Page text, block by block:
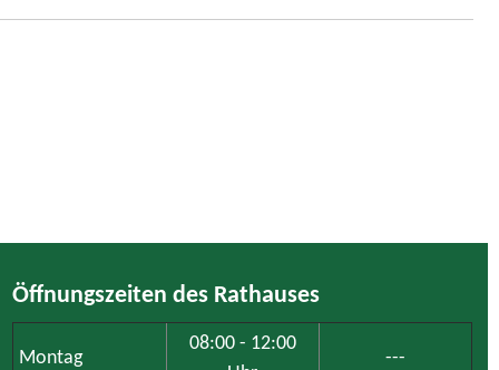
Öffnungszeiten des Rathauses
Montag
08:00 - 12:00
---